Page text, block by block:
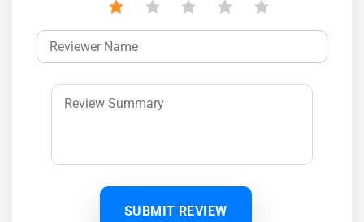
SUBMIT REVIEW